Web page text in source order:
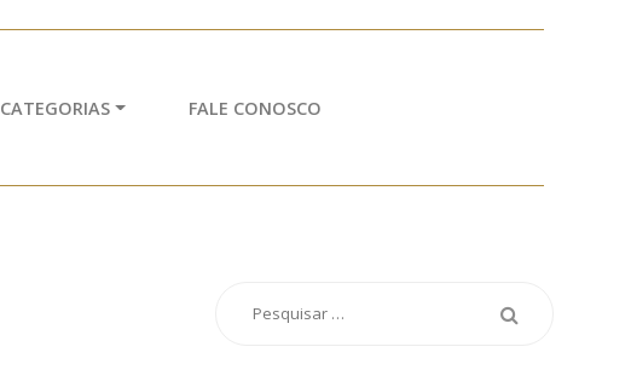
CATEGORIAS FALE CONOSCO